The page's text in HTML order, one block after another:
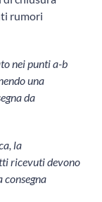
rumori
nei punti a-b
una
da
la
ricevuti devono
consegna